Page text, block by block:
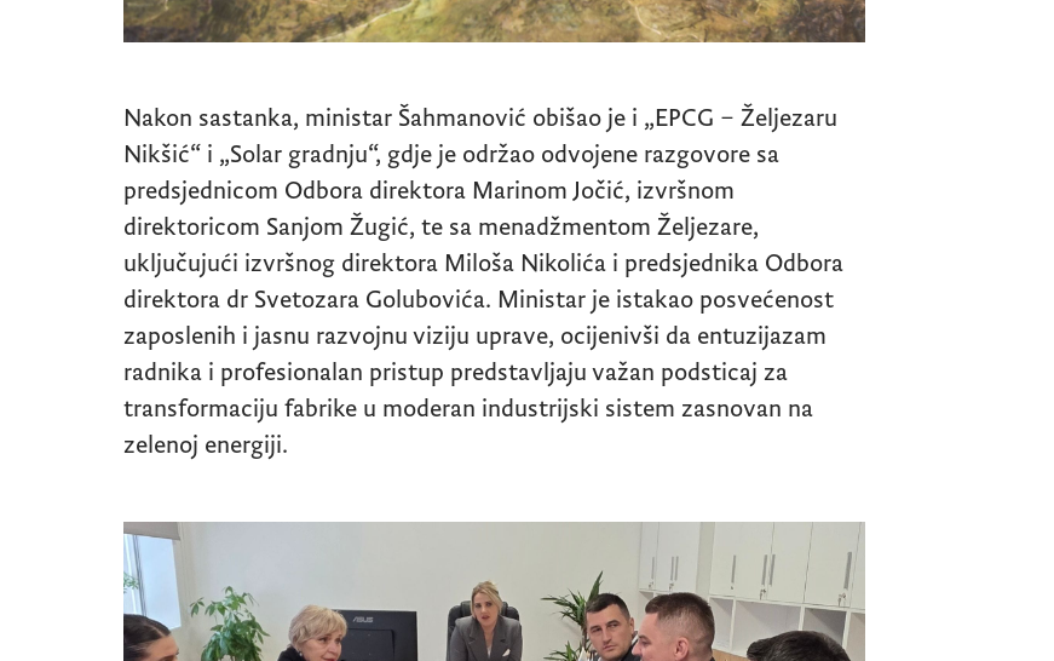
Nakon sastanka, ministar Šahmanović obišao je i „EPCG – Željezaru
Nikšić“ i „Solar gradnju“, gdje je održao odvojene razgovore sa
predsjednicom Odbora direktora Marinom Jočić, izvršnom
direktoricom Sanjom Žugić, te sa menadžmentom Željezare,
uključujući izvršnog direktora Miloša Nikolića i predsjednika Odbora
direktora dr Svetozara Golubovića. Ministar je istakao posvećenost
zaposlenih i jasnu razvojnu viziju uprave, ocijenivši da entuzijazam
radnika i profesionalan pristup predstavljaju važan podsticaj za
transformaciju fabrike u moderan industrijski sistem zasnovan na
zelenoj energiji.